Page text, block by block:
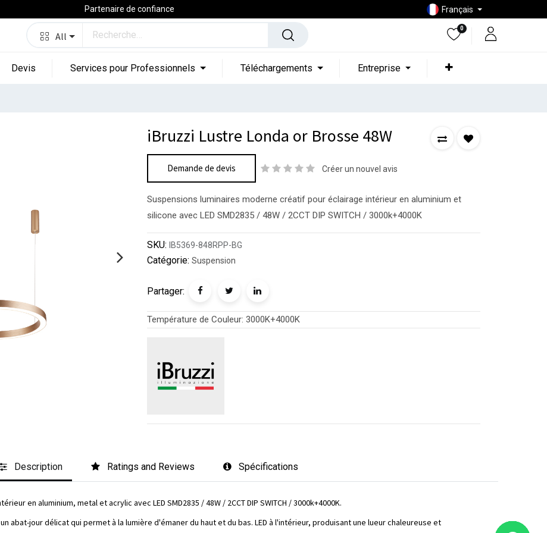
Partenaire de confiance Français
All
0
Devis Services pour Professionnels Téléchargements Entreprise
iBruzzi Lustre Londa or Brosse 48W
Demande de devis Créer un nouvel avis
Suspensions luminaires moderne créatif pour éclairage intérieur en aluminium et
silicone avec LED SMD2835 / 48W / 2CCT DIP SWITCH / 3000k+4000K
SKU: IB5369-848RPP-BG
Catégorie: Suspension
Partager:
Température de Couleur: 3000K+4000K
Description Ratings and Reviews Spécifications
en aluminium, metal et acrylic avec LED SMD2835 / 48W / 2CCT DIP SWITCH / 3000k+4000K.
abat-jour délicat qui permet à la lumière d'émaner du haut et du bas. LED à l'intérieur, produisant une lueur chaleureuse et